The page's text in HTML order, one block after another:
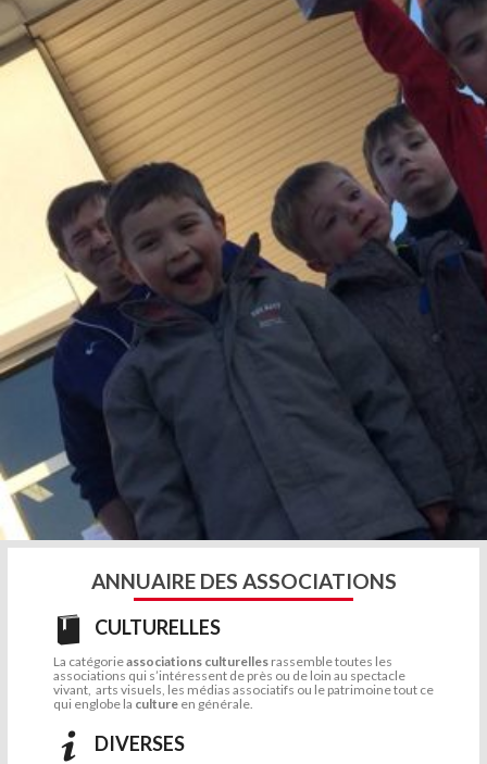
ANNUAIRE DES ASSOCIATIONS
CULTURELLES
La catégorieassociations culturelles rassemble toutes les
associations qui s’intéressent de près ou de loin au spectacle
vivant, arts visuels, les médias associatifs ou le patrimoine tout ce
qui englobe la culture en générale.
DIVERSES